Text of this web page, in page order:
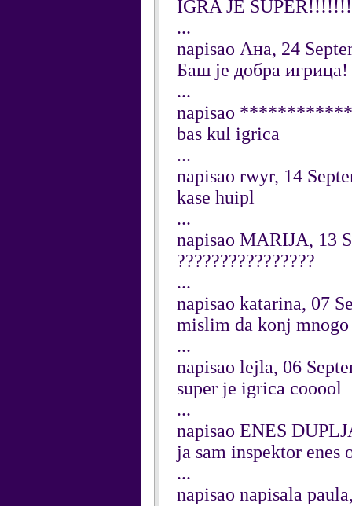
IGRA JE
...
napisao Ана, 24
Баш је добра игрица!
...
napisao
bas kul igrica
...
napisao rwyr, 14
kase huipl
...
napisao MARIJA, 13
????????????????
...
napisao katarina, 07
mislim da konj
...
napisao lejla, 06
super je igrica cooool
...
napisao ENES
ja sam inspektor
...
napisao napisala